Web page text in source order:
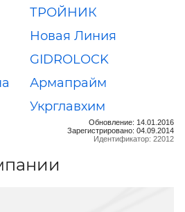
ТРОЙНИК
Новая Линия
GIDROLOCK
Армапрайм
Укрглавхим
Обновление: 14.01.2016
Зарегистрировано: 04.09.2014
Идентификатор: 22012